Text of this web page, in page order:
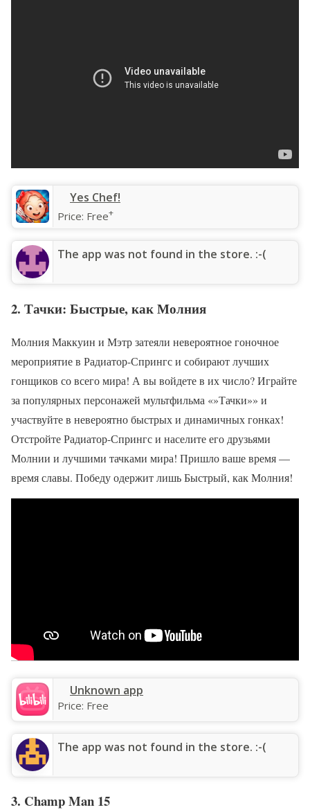
‎Yes Chef!
Price: Free+
The app was not found in the store. :-(
2. Тачки: Быстрые, как Молния
Молния Маккуин и Мэтр затеяли невероятное гоночное
мероприятие в Радиатор-Спрингс и собирают лучших
гонщиков со всего мира! А вы войдете в их число? Играйте
за популярных персонажей мультфильма «»Тачки»» и
участвуйте в невероятно быстрых и динамичных гонках!
Отстройте Радиатор-Спрингс и населите его друзьями
Молнии и лучшими тачками мира! Пришло ваше время —
время славы. Победу одержит лишь Быстрый, как Молния!
Unknown app
Price: Free
The app was not found in the store. :-(
3. Champ Man 15